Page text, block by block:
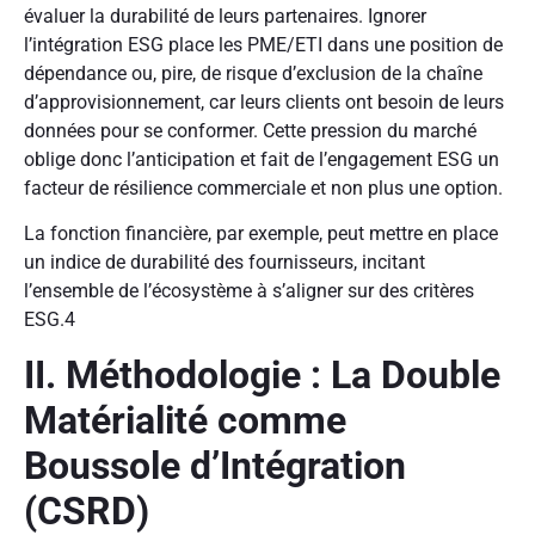
évaluer la durabilité de leurs partenaires. Ignorer
l’intégration ESG place les PME/ETI dans une position de
dépendance ou, pire, de risque d’exclusion de la chaîne
d’approvisionnement, car leurs clients ont besoin de leurs
données pour se conformer. Cette pression du marché
oblige donc l’anticipation et fait de l’engagement ESG un
facteur de résilience commerciale et non plus une option.
La fonction financière, par exemple, peut mettre en place
un indice de durabilité des fournisseurs, incitant
l’ensemble de l’écosystème à s’aligner sur des critères
ESG.4
II. Méthodologie : La Double
Matérialité comme
Boussole d’Intégration
(CSRD)